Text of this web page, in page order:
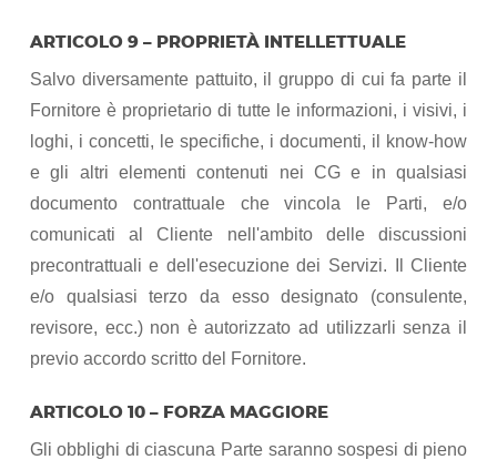
ARTICOLO 9 – PROPRIETÀ INTELLETTUALE
Salvo diversamente pattuito, il gruppo di cui fa parte il
Fornitore è proprietario di tutte le informazioni, i visivi, i
loghi, i concetti, le specifiche, i documenti, il know-how
e gli altri elementi contenuti nei CG e in qualsiasi
documento contrattuale che vincola le Parti, e/o
comunicati al Cliente nell'ambito delle discussioni
precontrattuali e dell'esecuzione dei Servizi. Il Cliente
e/o qualsiasi terzo da esso designato (consulente,
revisore, ecc.) non è autorizzato ad utilizzarli senza il
previo accordo scritto del Fornitore.
ARTICOLO 10 – FORZA MAGGIORE
Gli obblighi di ciascuna Parte saranno sospesi di pieno